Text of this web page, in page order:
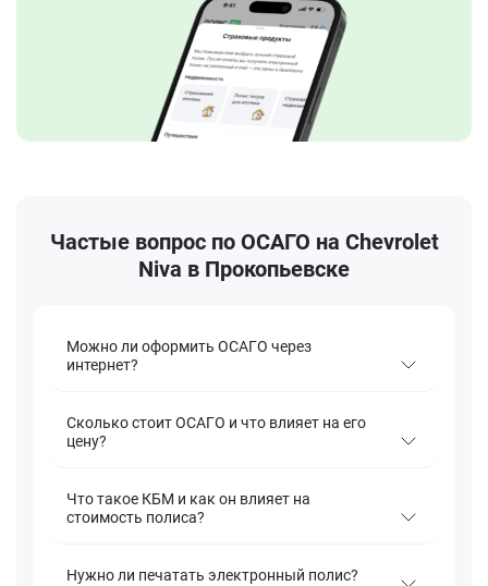
Частые вопрос по ОСАГО на Chevrolet
Niva в Прокопьевске
Можно ли оформить ОСАГО через
интернет?
Сколько стоит ОСАГО и что влияет на его
цену?
Что такое КБМ и как он влияет на
стоимость полиса?
Нужно ли печатать электронный полис?